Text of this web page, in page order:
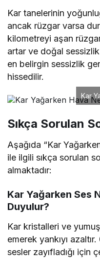
Kar tanelerinin
ancak rüzgar varsa
kilometreyi aşan
artar ve doğal
en belirgin sessizlik
hissedilir.
Kar
Sıkça Sorulan
Aşağıda “Kar
ile ilgili sıkça sorulan
almaktadır:
Kar Yağarken Ses
Duyulur?
Kar kristalleri ve
emerek yankıyı
sesler zayıfladığı için